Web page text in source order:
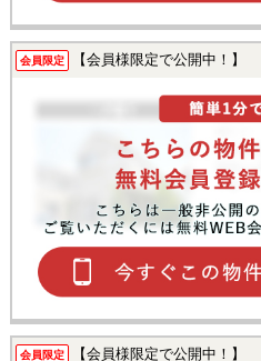
会員限定 【会員様限定で公開中！】
会員限定 【会員様限定で公開中！】